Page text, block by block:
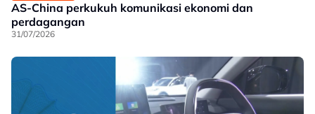
AS-China perkukuh komunikasi ekonomi dan
perdagangan
31/07/2026